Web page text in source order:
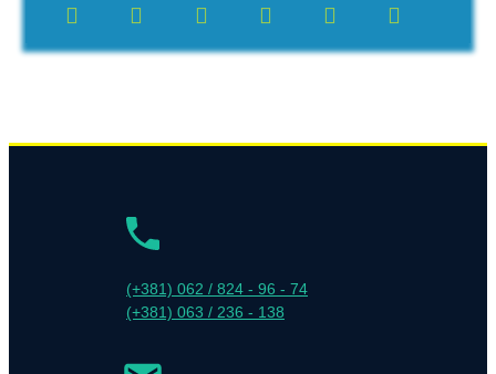
(+381) 062 / 824 - 96 - 74
(+381) 063 / 236 - 138